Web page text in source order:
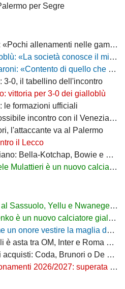
per Segre
gambe, era importante metterli in campo»
il mio progetto, la mia garanzia è Sogliano»
ho visto, la strada è questa e non torneremo indietro»
3-0, il tabellino dell'incontro
vittoria per 3-0 dei gialloblù
le formazioni ufficiali
incontro con il Venezia per Montipò
l'attaccante va al Palermo
il Lecco
Kotchap, Bowie e ora Belghali"
è un nuovo calciatore gialloblù
Yellu e Nwanege in prestito
è un nuovo calciatore gialloblù
vestire la maglia dell'Hellas»
Inter e Roma con base fissata a 15mln"
Coda, Brunori o De Luca?"
2027: superata quota 10mila tessere